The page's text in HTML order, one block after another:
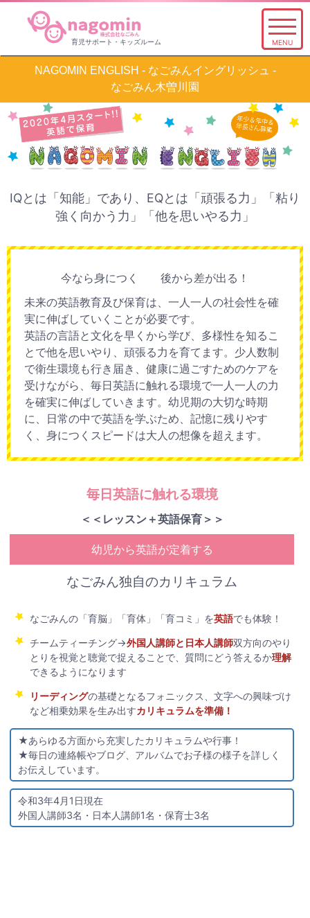
MENU
トップページ
新規私立幼稚園設立のためにご支援を
子どもを預けたい
病児保育と保健活動
木曽川園とお便り
尾西園とお便り
神山園とお便り
多彩なカリキュラムを受けたい
なごみんイングリッシュ
保育を勉強したい
なごみん保育園で働くスタッフたち
開設・運営サポート
活動日誌
なごみんで働きたい・就職サポート
育児サポート・キッズルーム
NAGOMIN ENGLISH - なごみんイングリッシュ -
なごみん木曽川園
IQとは「知能」であり、EQとは「頑張る力」「粘り
強く向かう力」「他を思いやる力」
今なら身につく 後から差が出る！
未来の英語教育及び保育は、一人一人の社会性を確
実に伸ばしていくことが必要です。
英語の言語と文化を早くから学び、多様性を知るこ
とで他を思いやり、頑張る力を育てます。少人数制
で衛生環境も行き届き、健康に過ごすためのケアを
受けながら、毎日英語に触れる環境で一人一人の力
を確実に伸ばしていきます。幼児期の大切な時期
に、日常の中で英語を学ぶため、記憶に残りやす
く、身につくスピードは大人の想像を超えます。
毎日英語に触れる環境
＜＜レッスン＋英語保育＞＞
幼児から英語が定着する
なごみん独自のカリキュラム
なごみんの「育脳」「育体」「育コミ」を英語でも体験！
チームティーチング→外国人講師と日本人講師双方向のやり
とりを視覚と聴覚で捉えることで、質問にどう答えるか理解
できるようになります
リーディングの基礎となるフォニックス、文字への興味づけ
など相乗効果を生み出すカリキュラムを準備！
★あらゆる方面から充実したカリキュラムや行事！
★毎日の連絡帳やブログ、アルバムでお子様の様子を詳しく
お伝えしています。
令和3年4月1日現在
外国人講師3名・日本人講師1名・保育士3名